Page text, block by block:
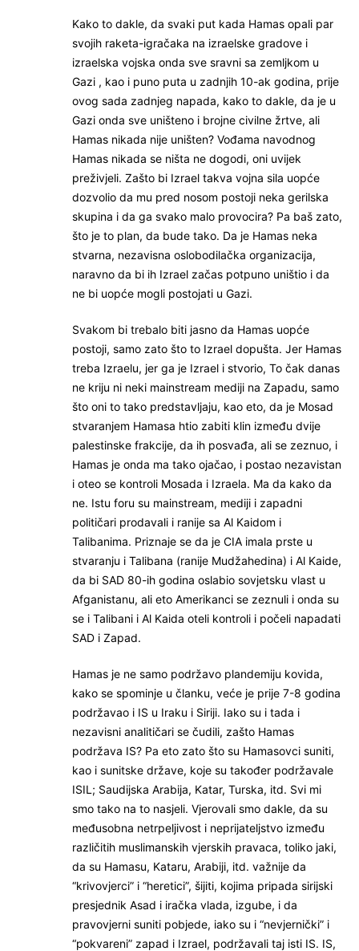
Kako to dakle, da svaki put kada Hamas opali par
svojih raketa-igračaka na izraelske gradove i
izraelska vojska onda sve sravni sa zemljkom u
Gazi , kao i puno puta u zadnjih 10-ak godina, prije
ovog sada zadnjeg napada, kako to dakle, da je u
Gazi onda sve uništeno i brojne civilne žrtve, ali
Hamas nikada nije uništen? Vođama navodnog
Hamas nikada se ništa ne dogodi, oni uvijek
preživjeli. Zašto bi Izrael takva vojna sila uopće
dozvolio da mu pred nosom postoji neka gerilska
skupina i da ga svako malo provocira? Pa baš zato,
što je to plan, da bude tako. Da je Hamas neka
stvarna, nezavisna oslobodilačka organizacija,
naravno da bi ih Izrael začas potpuno uništio i da
ne bi uopće mogli postojati u Gazi.
Svakom bi trebalo biti jasno da Hamas uopće
postoji, samo zato što to Izrael dopušta. Jer Hamas
treba Izraelu, jer ga je Izrael i stvorio, To čak danas
ne kriju ni neki mainstream mediji na Zapadu, samo
što oni to tako predstavljaju, kao eto, da je Mosad
stvaranjem Hamasa htio zabiti klin između dvije
palestinske frakcije, da ih posvađa, ali se zeznuo, i
Hamas je onda ma tako ojačao, i postao nezavistan
i oteo se kontroli Mosada i Izraela. Ma da kako da
ne. Istu foru su mainstream, mediji i zapadni
političari prodavali i ranije sa Al Kaidom i
Talibanima. Priznaje se da je CIA imala prste u
stvaranju i Talibana (ranije Mudžahedina) i Al Kaide,
da bi SAD 80-ih godina oslabio sovjetsku vlast u
Afganistanu, ali eto Amerikanci se zeznuli i onda su
se i Talibani i Al Kaida oteli kontroli i počeli napadati
SAD i Zapad.
Hamas je ne samo podržavo plandemiju kovida,
kako se spominje u članku, veće je prije 7-8 godina
podržavao i IS u Iraku i Siriji. Iako su i tada i
nezavisni analitičari se čudili, zašto Hamas
podržava IS? Pa eto zato što su Hamasovci suniti,
kao i sunitske države, koje su također podržavale
ISIL; Saudijska Arabija, Katar, Turska, itd. Svi mi
smo tako na to nasjeli. Vjerovali smo dakle, da su
međusobna netrpeljivost i neprijateljstvo između
različitih muslimanskih vjerskih pravaca, toliko jaki,
da su Hamasu, Kataru, Arabiji, itd. važnije da
“krivovjerci” i “heretici”, šijiti, kojima pripada sirijski
presjednik Asad i iračka vlada, izgube, i da
pravovjerni suniti pobjede, iako su i “nevjernički” i
“pokvareni” zapad i Izrael, podržavali taj isti IS. IS,